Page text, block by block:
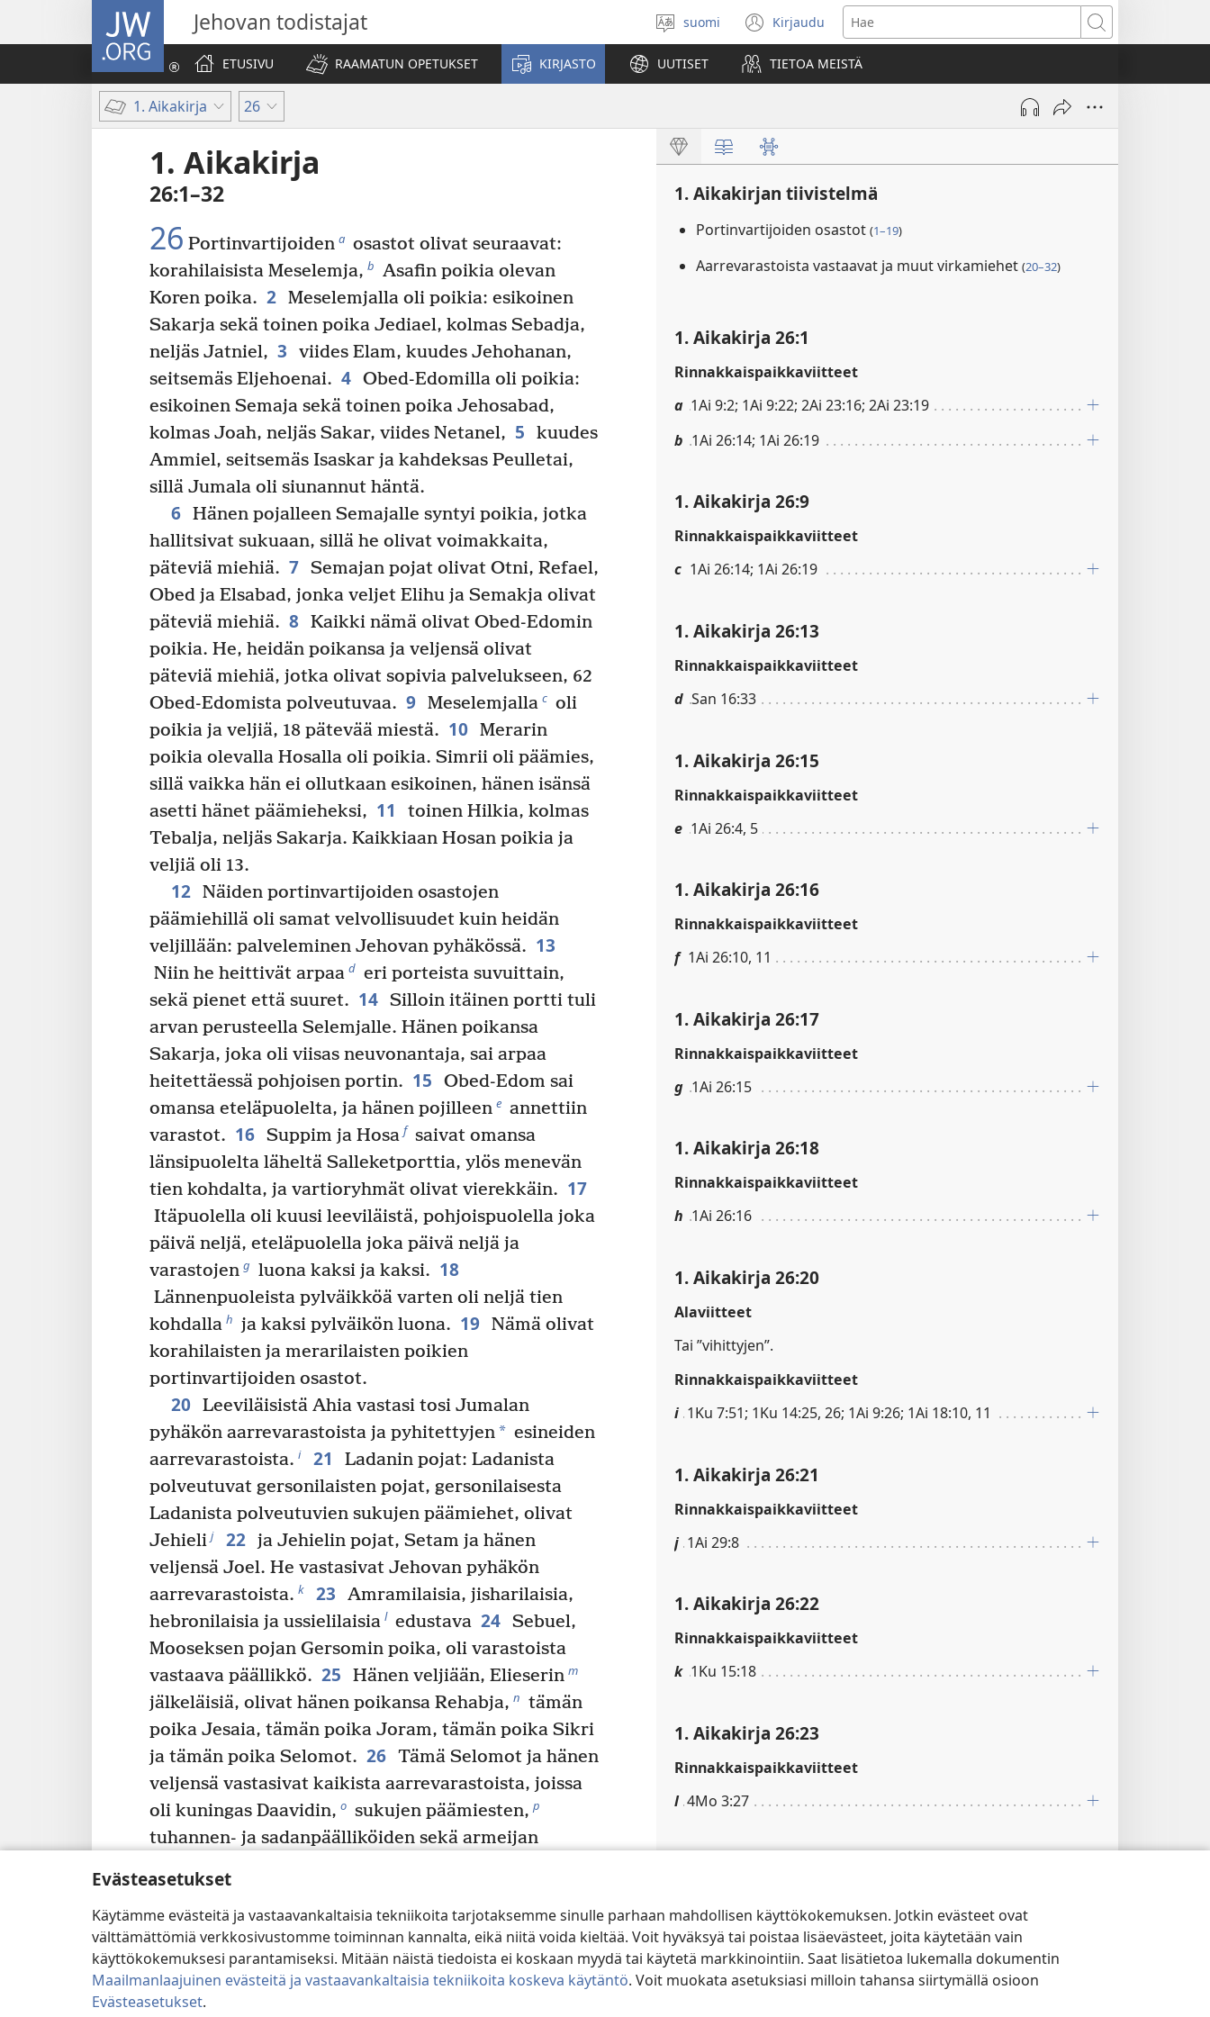
Evästeasetukset
Käytämme evästeitä ja vastaavankaltaisia tekniikoita tarjotaksemme sinulle parhaan mahdollisen käyttökokemuksen. Jotkin evästeet ovat
välttämättömiä verkkosivustomme toiminnan kannalta, eikä niitä voida kieltää. Voit hyväksyä tai poistaa lisäevästeet, joita käytetään vain
käyttökokemuksesi parantamiseksi. Mitään näistä tiedoista ei koskaan myydä tai käytetä markkinointiin. Saat lisätietoa lukemalla dokumentin
Maailmanlaajuinen evästeitä ja vastaavankaltaisia tekniikoita koskeva käytäntö. Voit muokata asetuksiasi milloin tahansa siirtymällä osioon
Evästeasetukset.
JW.ORG Jehovan todistajat
Valitse
kieli
suomi Kirjaudu
(avaa
uuden
ikkunan)
Hae
ETUSIVU
RAAMATUN OPETUKSET KIRJASTO UUTISET TIETOA MEISTÄ
1. Aikakirja 26
1. Aikakirja
26:1–32
26 Portinvartijoiden a osastot olivat seuraavat:
korahilaisista Meselemja, b Asafin poikia olevan
Koren poika. 2 Meselemjalla oli poikia: esikoinen
Sakarja sekä toinen poika Jediael, kolmas Sebadja,
neljäs Jatniel, 3
viides Elam, kuudes Jehohanan,
seitsemäs Eljehoenai. 4 Obed-Edomilla oli poikia:
esikoinen Semaja sekä toinen poika Jehosabad,
kolmas Joah, neljäs Sakar, viides Netanel, 5
kuudes
Ammiel, seitsemäs Isaskar ja kahdeksas Peulletai,
sillä Jumala oli siunannut häntä.
6 Hänen pojalleen Semajalle syntyi poikia, jotka
hallitsivat sukuaan, sillä he olivat voimakkaita,
päteviä miehiä. 7 Semajan pojat olivat Otni, Refael,
Obed ja Elsabad, jonka veljet Elihu ja Semakja olivat
päteviä miehiä. 8 Kaikki nämä olivat Obed-Edomin
poikia. He, heidän poikansa ja veljensä olivat
päteviä miehiä, jotka olivat sopivia palvelukseen, 62
Obed-Edomista polveutuvaa. 9 Meselemjalla c oli
poikia ja veljiä, 18 pätevää miestä. 10 Merarin
poikia olevalla Hosalla oli poikia. Simrii oli päämies,
sillä vaikka hän ei ollutkaan esikoinen, hänen isänsä
asetti hänet päämieheksi, 11
toinen Hilkia, kolmas
Tebalja, neljäs Sakarja. Kaikkiaan Hosan poikia ja
veljiä oli 13.
12 Näiden portinvartijoiden osastojen
päämiehillä oli samat velvollisuudet kuin heidän
veljillään: palveleminen Jehovan pyhäkössä. 13
Niin he heittivät arpaa d eri porteista suvuittain,
sekä pienet että suuret. 14 Silloin itäinen portti tuli
arvan perusteella Selemjalle. Hänen poikansa
Sakarja, joka oli viisas neuvonantaja, sai arpaa
heitettäessä pohjoisen portin. 15
Obed-Edom sai
omansa eteläpuolelta, ja hänen pojilleen e annettiin
varastot. 16 Suppim ja Hosa f saivat omansa
länsipuolelta läheltä Salleketporttia, ylös menevän
tien kohdalta, ja vartioryhmät olivat vierekkäin. 17
Itäpuolella oli kuusi leeviläistä, pohjoispuolella joka
päivä neljä, eteläpuolella joka päivä neljä ja
varastojen g luona kaksi ja kaksi. 18
Lännenpuoleista pylväikköä varten oli neljä tien
kohdalla h ja kaksi pylväikön luona. 19 Nämä olivat
korahilaisten ja merarilaisten poikien
portinvartijoiden osastot.
20 Leeviläisistä Ahia vastasi tosi Jumalan
pyhäkön aarrevarastoista ja pyhitettyjen* esineiden
aarrevarastoista. i 21
Ladanin pojat: Ladanista
polveutuvat gersonilaisten pojat, gersonilaisesta
Ladanista polveutuvien sukujen päämiehet, olivat
Jehieli j 22 ja Jehielin pojat, Setam ja hänen
veljensä Joel. He vastasivat Jehovan pyhäkön
aarrevarastoista. k 23
Amramilaisia, jisharilaisia,
hebronilaisia ja ussielilaisia l edustava 24 Sebuel,
Mooseksen pojan Gersomin poika, oli varastoista
vastaava päällikkö. 25 Hänen veljiään, Elieserin m
jälkeläisiä, olivat hänen poikansa Rehabja, n tämän
poika Jesaia, tämän poika Joram, tämän poika Sikri
ja tämän poika Selomot. 26 Tämä Selomot ja hänen
veljensä vastasivat kaikista aarrevarastoista, joissa
oli kuningas Daavidin, o sukujen päämiesten, p
tuhannen- ja sadanpäälliköiden sekä armeijan
pyhittäneet osan sotasaaliista
Jehovan pyhäkköä. 28 Selomit ja hänen veljensä
vastasivat myös kaikesta, minkä näkijä s Samuel,
Kisin poika Saul, Nerin poika Abner t ja Serujan u
poika Joab
1. Aikakirjan tiivistelmä
Portinvartijoiden osastot (1–19)
Aarrevarastoista vastaavat ja muut virkamiehet (20–32)
1. Aikakirja 26:1
Rinnakkaispaikkaviitteet
a 1Ai 9:2; 1Ai 9:22; 2Ai 23:16; 2Ai 23:19
b 1Ai 26:14; 1Ai 26:19
1. Aikakirja 26:9
Rinnakkaispaikkaviitteet
c 1Ai 26:14; 1Ai 26:19
1. Aikakirja 26:13
Rinnakkaispaikkaviitteet
d San 16:33
1. Aikakirja 26:15
Rinnakkaispaikkaviitteet
e 1Ai 26:4, 5
1. Aikakirja 26:16
Rinnakkaispaikkaviitteet
f 1Ai 26:10, 11
1. Aikakirja 26:17
Rinnakkaispaikkaviitteet
g 1Ai 26:15
1. Aikakirja 26:18
Rinnakkaispaikkaviitteet
h 1Ai 26:16
1. Aikakirja 26:20
Alaviitteet
Tai ”vihittyjen”.
Rinnakkaispaikkaviitteet
i 1Ku 7:51; 1Ku 14:25, 26; 1Ai 9:26; 1Ai 18:10, 11
1. Aikakirja 26:21
Rinnakkaispaikkaviitteet
j 1Ai 29:8
1. Aikakirja 26:22
Rinnakkaispaikkaviitteet
k 1Ku 15:18
1. Aikakirja 26:23
Rinnakkaispaikkaviitteet
l 4Mo 3:27
n 1Ai 23:17
m 2Mo 18:3, 4